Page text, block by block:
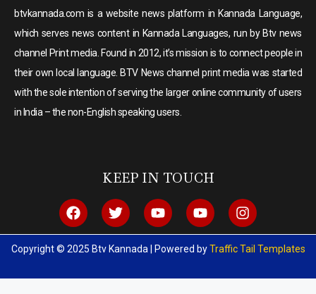
btvkannada.com is a website news platform in Kannada Language,
which serves news content in Kannada Languages, run by Btv news
channel Print media. Found in 2012, it’s mission is to connect people in
their own local language. BTV News channel print media was started
with the sole intention of serving the larger online community of users
in India – the non-English speaking users.
KEEP IN TOUCH
Copyright © 2025 Btv Kannada | Powered byTraffic Tail Templates